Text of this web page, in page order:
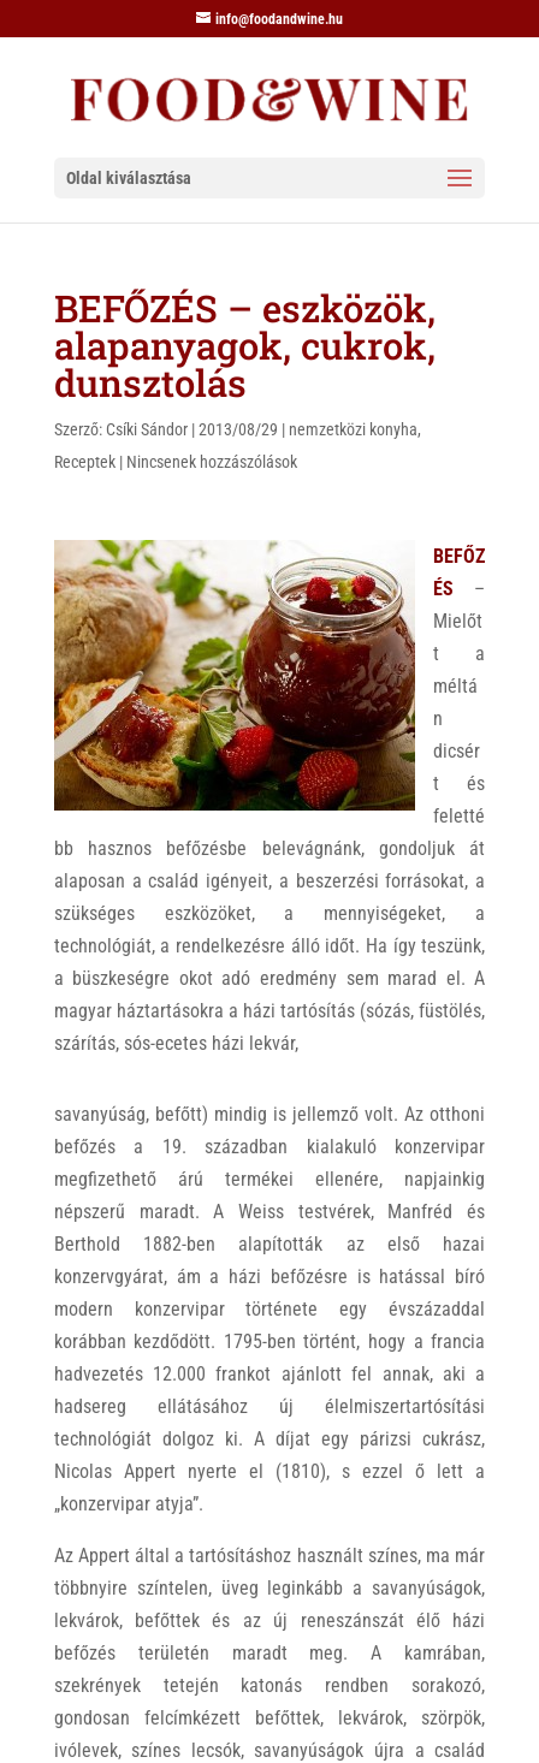
info@foodandwine.hu
Oldal kiválasztása
BEFŐZÉS – eszközök,
alapanyagok, cukrok,
dunsztolás
Szerző: Csíki Sándor|2013/08/29 | nemzetközi konyha,
Receptek| Nincsenek hozzászólások
BEFŐZ
ÉS –
Mielőt
t a
méltá
n
dicsér
t és
feletté
bb hasznos befőzésbe belevágnánk, gondoljuk át
alaposan a család igényeit, a beszerzési forrásokat, a
szükséges eszközöket, a mennyiségeket, a
technológiát, a rendelkezésre álló időt. Ha így teszünk,
a büszkeségre okot adó eredmény sem marad el. A
magyar háztartásokra a házi tartósítás (sózás, füstölés,
szárítás, sós-ecetes házi lekvár,
savanyúság, befőtt) mindig is jellemző volt. Az otthoni
befőzés a 19. században kialakuló konzervipar
megfizethető árú termékei ellenére, napjainkig
népszerű maradt. A Weiss testvérek, Manfréd és
Berthold 1882-ben alapították az első hazai
konzervgyárat, ám a házi befőzésre is hatással bíró
modern konzervipar története egy évszázaddal
korábban kezdődött. 1795-ben történt, hogy a francia
hadvezetés 12.000 frankot ajánlott fel annak, aki a
hadsereg ellátásához új élelmiszertartósítási
technológiát dolgoz ki. A díjat egy párizsi cukrász,
Nicolas Appert nyerte el (1810), s ezzel ő lett a
„konzervipar atyja”.
Az Appert által a tartósításhoz használt színes, ma már
többnyire színtelen, üveg leginkább a savanyúságok,
lekvárok, befőttek és az új reneszánszát élő házi
befőzés területén maradt meg. A kamrában,
szekrények tetején katonás rendben sorakozó,
gondosan felcímkézett befőttek, lekvárok, szörpök,
ivólevek, színes lecsók, savanyúságok újra a család